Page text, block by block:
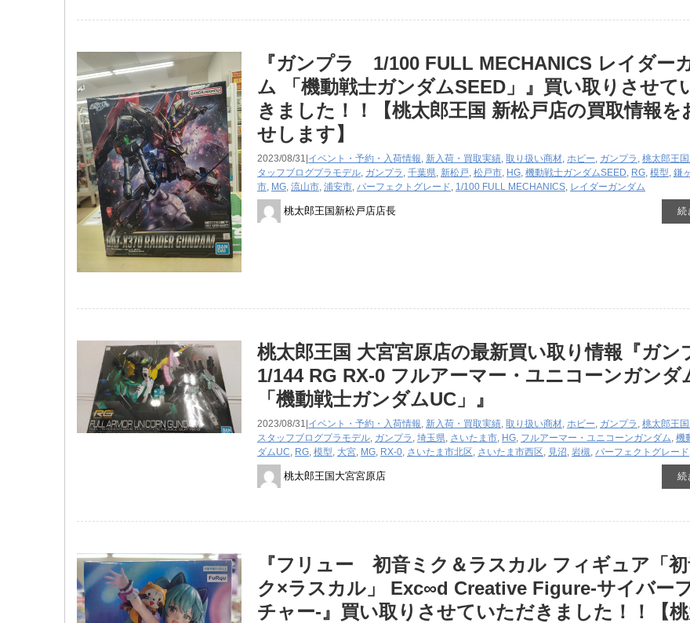
『ガンプラ 1/100 ​FULL ​MECHANICS ​レイダー
ム ​「機動戦士ガンダムSEED」』買い取りさせて
きました！！【桃太郎王国 新松戸店の買取情報を
せします】
2023/08/31| イベント・予約・入荷情報, 新入荷・買取実績, 取り扱い商材, ホビー, ガンプラ , 桃太郎王
タッフブログプラモデル, ガンプラ , 千葉県, 新松戸, 松戸市, HG, 機動戦士ガンダムSEED, RG, 模型, 鎌
市, MG, 流山市, 浦安市, パーフェクトグレード, 1/100 ​FULL ​MECHANICS, レイダーガンダム
桃太郎王国新松戸店店長 続
桃太郎王国 大宮宮原店の最新買い取り情報『ガ
1/144 ​RG ​RX-0 ​フルアーマー・ユニコーンガンダ
「機動戦士ガンダムUC」』
2023/08/31|イベント・予約・入荷情報 新入荷・買取実績 取り扱い商材 ホビー ガンプラ 桃太郎王
スタッフブログプラモデル ガンプラ 埼玉県 さいたま市 HG フルアーマー・ユニコーンガンダム 機
ダムUC RG 模型 大宮 MG RX-0 さいたま市北区 さいたま市西区 見沼 岩槻 パーフェクトグレード
桃太郎王国大宮宮原店 続
『フリュー 初音ミク＆ラスカル ​フィギュア「初
ク×ラスカル」 ​Exc∞d ​Creative ​Figure-サイバー
チャー-』買い取りさせていただきました！！【